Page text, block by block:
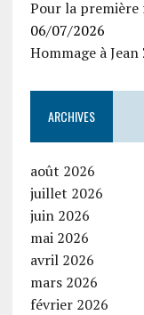
Pour la première
06/07/2026
Hommage à
ARCHIVES
août 2026
juillet 2026
juin 2026
mai 2026
avril 2026
mars 2026
février 2026